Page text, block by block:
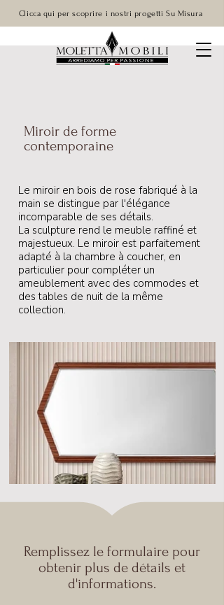
Clicca qui per scoprire i nostri progetti Su Misura
Miroir de forme
contemporaine
Le miroir en bois de rose fabriqué à la
main se distingue par l'élégance
incomparable de ses détails.
La sculpture rend le meuble raffiné et
majestueux. Le miroir est parfaitement
adapté à la chambre à coucher, en
particulier pour compléter un
ameublement avec des commodes et
des tables de nuit de la même
collection.
Remplissez le formulaire pour
obtenir plus de détails et
d'informations.